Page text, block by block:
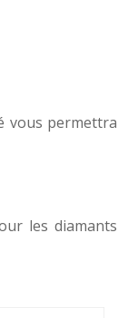
vous permettra
les diamants